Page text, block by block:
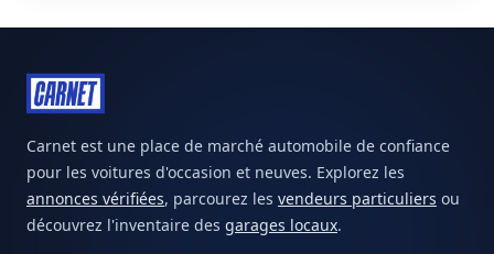
Carnet est une place de marché automobile de confiance
pour les voitures d'occasion et neuves. Explorez les
annonces vérifiées, parcourez les vendeurs particuliers ou
découvrez l'inventaire des garages locaux.